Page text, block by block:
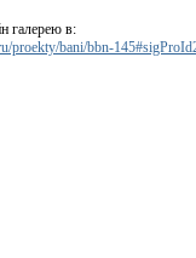
галерею в:
proekty/bani/bbn-